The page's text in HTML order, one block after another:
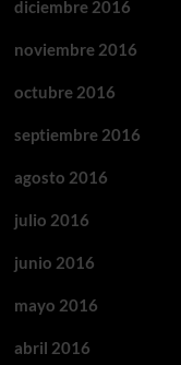
diciembre 2016
noviembre 2016
octubre 2016
septiembre 2016
agosto 2016
julio 2016
junio 2016
mayo 2016
abril 2016